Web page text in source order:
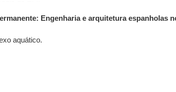
Engenharia e arquitetura espanholas
aquático.